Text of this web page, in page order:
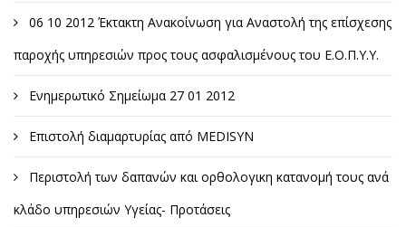
06 10 2012 Έκτακτη Ανακοίνωση για Αναστολή της επίσχεσης
παροχής υπηρεσιών προς τους ασφαλισμένους του Ε.Ο.Π.Υ.Υ.
Ενημερωτικό Σημείωμα 27 01 2012
Επιστολή διαμαρτυρίας από MEDISYN
Περιστολή των δαπανών και ορθολογικη κατανομή τους ανά
κλάδο υπηρεσιών Υγείας- Προτάσεις